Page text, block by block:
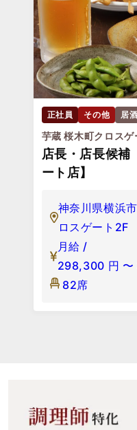
正社員 その他 居
芋蔵 桜木町クロスゲ
店長・店長候補
ート店】
神奈川県横浜
ロスゲート2F
月給 /
298,300 円 〜
82席